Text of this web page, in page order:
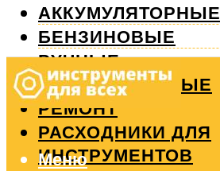
АККУМУЛЯТОРНЫЕ
БЕНЗИНОВЫЕ
РУЧНЫЕ
ИЗМЕРИТЕЛЬНЫЕ
РЕМОНТ
РАСХОДНИКИ ДЛЯ
ИНСТРУМЕНТОВ
Меню